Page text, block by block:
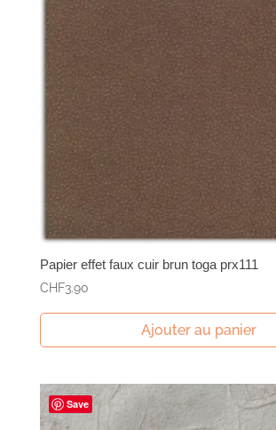
Papier effet faux cuir brun toga prx111
CHF3.90
Ajouter au panier
Save